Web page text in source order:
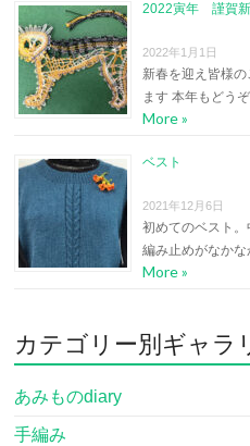
2022寅年 謹賀
2022年1月1日
新春を迎え皆様
ます 本年もどう
More »
ベスト
2021年12月6日
初めてのベスト
編み止めがなか
More »
カテゴリー別ギャラ
あみものdiary
手編み